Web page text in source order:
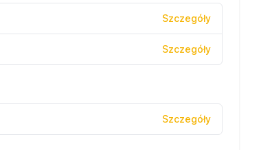
Szczegóły
Szczegóły
Szczegóły